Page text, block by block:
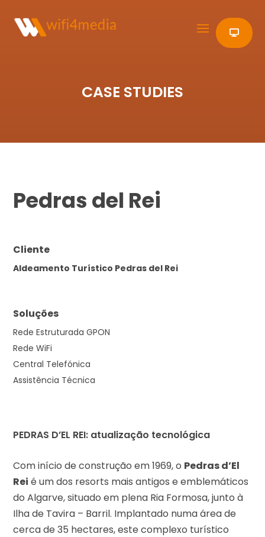
CASE STUDIES
Pedras del Rei
Cliente
Aldeamento Turístico Pedras del Rei
Soluções
Rede Estruturada GPON
Rede WiFi
Central Telefónica
Assistência Técnica
PEDRAS D’EL REI: atualização tecnológica
Com início de construção em 1969, o Pedras d’El
Rei é um dos resorts mais antigos e emblemáticos
do Algarve, situado em plena Ria Formosa, junto à
Ilha de Tavira – Barril. Implantado numa área de
cerca de 35 hectares, este complexo turístico